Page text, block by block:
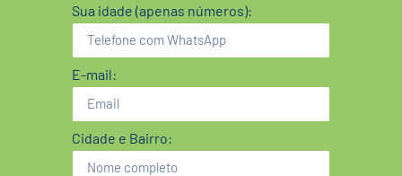
Sua idade (apenas números):
E-mail:
Cidade e Bairro: